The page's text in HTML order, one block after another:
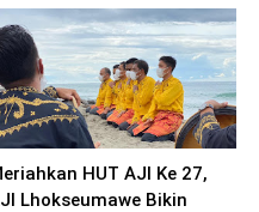
HUT AJI Ke 27,
Lhokseumawe Bikin